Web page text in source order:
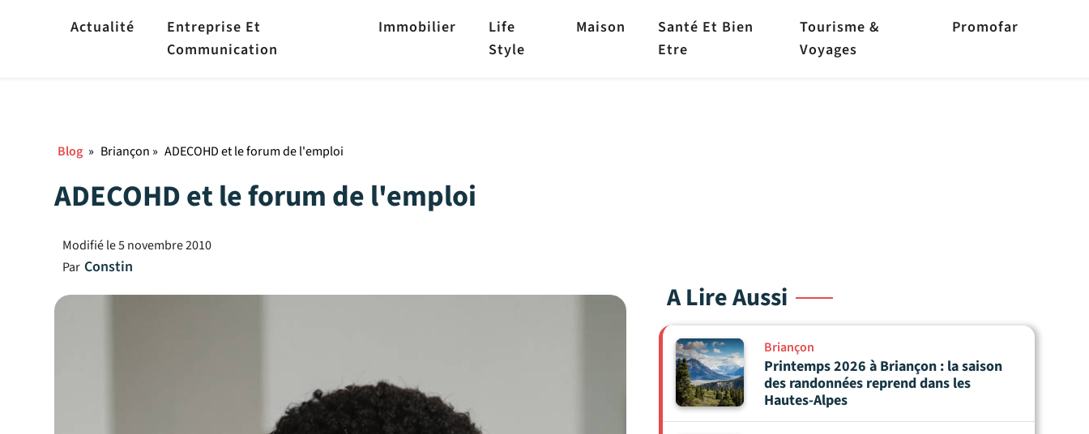
Actualité
Entreprise Et
Communication
Immobilier
Life
Style
Maison
Santé Et Bien
Etre
Tourisme &
Voyages
Promofar
Blog » Briançon » ADECOHD et le forum de l'emploi
ADECOHD et le forum de l'emploi
Modifié le5 novembre 2010
Par Constin
A Lire Aussi
Briançon
Printemps 2026 à Briançon : la saison
des randonnées reprend dans les
Hautes-Alpes